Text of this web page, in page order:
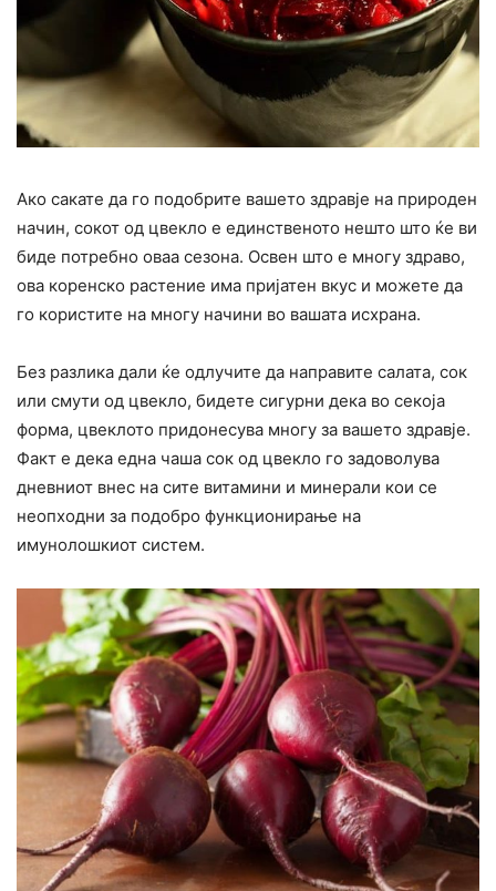
Ако сакате да го подобрите вашето здравје на природен
начин, сокот од цвекло е единственото нешто што ќе ви
биде потребно оваа сезона. Освен што е многу здраво,
ова коренско растение има пријатен вкус и можете да
го користите на многу начини во вашата исхрана.
Без разлика дали ќе одлучите да направите салата, сок
или смути од цвекло, бидете сигурни дека во секоја
форма, цвеклото придонесува многу за вашето здравје.
Факт е дека една чаша сок од цвекло го задоволува
дневниот внес на сите витамини и минерали кои се
неопходни за подобро функционирање на
имунолошкиот систем.